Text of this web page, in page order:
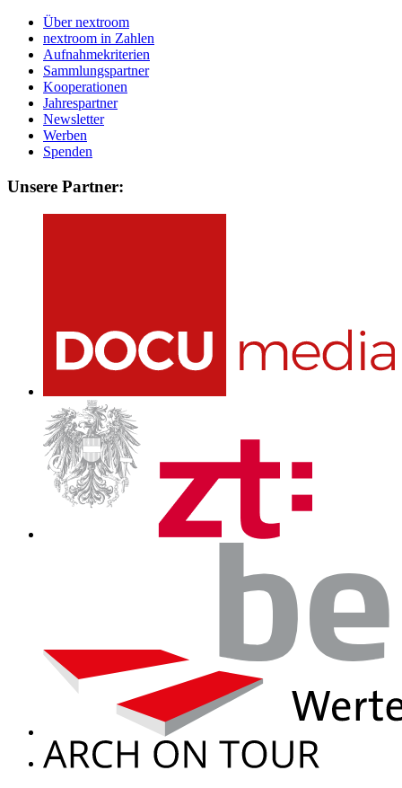
Über nextroom
nextroom in Zahlen
Aufnahmekriterien
Sammlungspartner
Kooperationen
Jahrespartner
Newsletter
Werben
Spenden
Unsere Partner: